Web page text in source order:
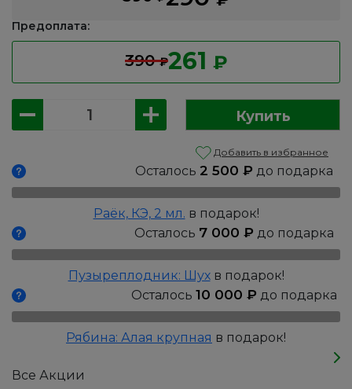
Предоплата:
390₽261 ₽
Количество
товара
Морщинистая
Купить
Добавить в избранное
Осталось 2 500 ₽ до подарка
Раёк, КЭ, 2 мл. в подарок!
Осталось 7 000 ₽ до подарка
Пузыреплодник: Шухв подарок!
Осталось 10 000 ₽ до подарка
Рябина: Алая крупная в подарок!
Все Акции